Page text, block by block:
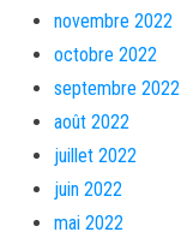
novembre 2022
octobre 2022
septembre 2022
août 2022
juillet 2022
juin 2022
mai 2022